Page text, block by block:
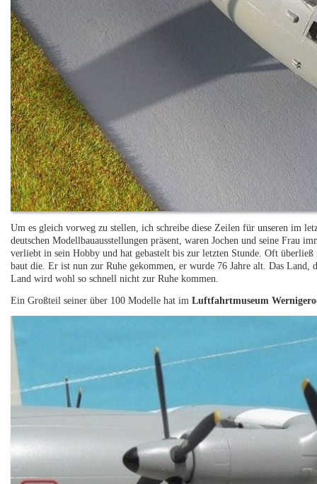
Um es gleich vorweg zu stellen, ich schreibe diese Zeilen für unseren im
deutschen Modellbauausstellungen präsent, waren Jochen und seine Frau
verliebt in sein Hobby und hat gebastelt bis zur letzten Stunde. Oft
baut die. Er ist nun zur Ruhe gekommen, er wurde 76 Jahre alt. Das Land,
Land wird wohl so schnell nicht zur Ruhe kommen.
Ein Großteil seiner über 100 Modelle hat imLuftfahrtmuseum